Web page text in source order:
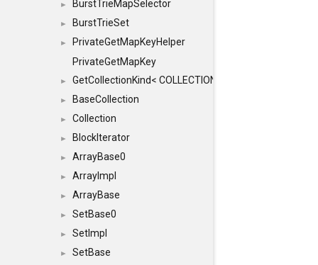
► BurstTrieMapSelector
► BurstTrieSet
►
PrivateGetMapKeyHelper
PrivateGetMapKey
► GetCollectionKind< COLLECTION, typename
► BaseCollection
► Collection
► BlockIterator
► ArrayBase0
► ArrayImpl
► ArrayBase
► SetBase0
► SetImpl
► SetBase